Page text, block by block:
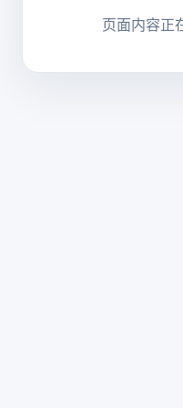
页面内容正